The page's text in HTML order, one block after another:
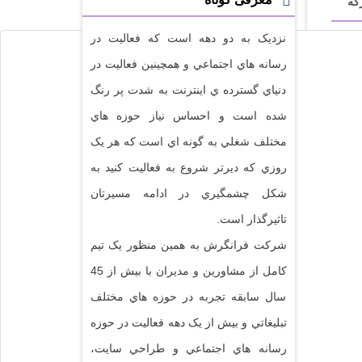
نزديک به دو دهه است که فعاليت در
رسانه هاي اجتماعي و همچينين فعاليت در
دنياي گسترده ي اينترنت به شدت پر رنگ
شده است و احساس نياز حوزه هاي
مختلف شغلي به گونه اي است که هر يک
روزي که ديرتر شروع به فعاليت کنيد به
شکل چشمگيري در ادامه مسيرتان
تاثيرگذار است.
شرکت فرانگرش به همين منظور يک تيم
کامل از مشاورين و مديران با بيش از 45
سال سابقه تجربه در حوزه هاي مختلف
تبليغاتي و بيش از يک دهه فعاليت در حوزه
رسانه هاي اجتماعي و طراحي سايت،